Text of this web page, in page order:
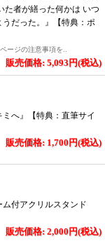
た者が繕った何かは いつ
だった。』【特典：ポ
ージの注意事項を..
販売価格: 5,093円(税込)
へ』【特典：直筆サイ
販売価格: 1,700円(税込)
付アクリルスタンド
販売価格: 2,000円(税込)